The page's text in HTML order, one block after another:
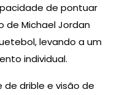
de pontuar
Michael Jordan
levando a um
individual.
de drible e visão de